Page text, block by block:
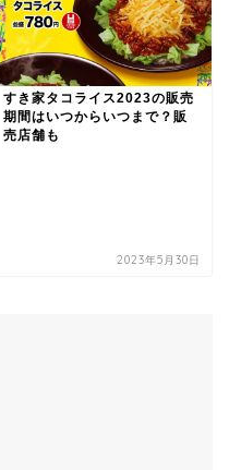
すき家タコライス2023の販売
期間はいつからいつまで？販
売店舗も
2023年5月30日